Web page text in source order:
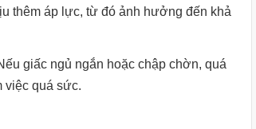
thêm áp lực, từ đó ảnh hưởng đến khả
giấc ngủ ngắn hoặc chập chờn, quá
việc quá sức.